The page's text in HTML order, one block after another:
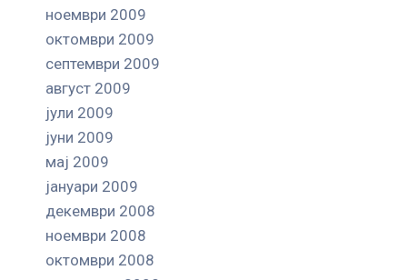
ноември 2009
октомври 2009
септември 2009
август 2009
јули 2009
јуни 2009
мај 2009
јануари 2009
декември 2008
ноември 2008
октомври 2008